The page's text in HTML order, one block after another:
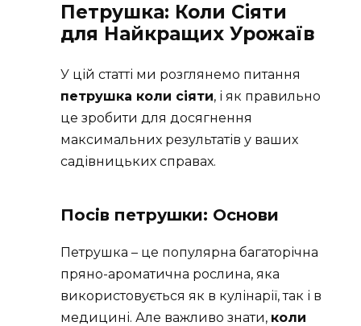
Петрушка: Коли Сіяти
для Найкращих Урожаїв
У цій статті ми розглянемо питання
петрушка коли сіяти, і як правильно
це зробити для досягнення
максимальних результатів у ваших
садівницьких справах.
Посів петрушки: Основи
Петрушка – це популярна багаторічна
пряно-ароматична рослина, яка
використовується як в кулінарії, так і в
медицині. Але важливо знати, коли